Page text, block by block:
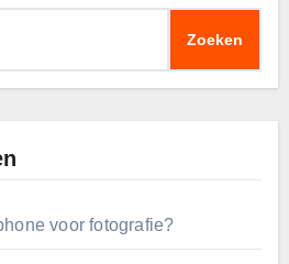
voor fotografie?